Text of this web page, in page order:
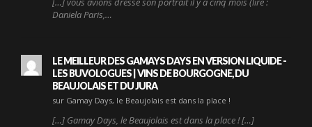
Daniela Paris,…
LE MEILLEUR DES GAMAYS DAYS EN VERSION LIQUIDE -
LES BUVOLOGUES | VINS DE BOURGOGNE, DU
BEAUJOLAIS ET DU JURA
sur Gamay Days, le Beaujolais est dans la place !
[…] Gamay Days, le Beaujolais est dans la place ! […]